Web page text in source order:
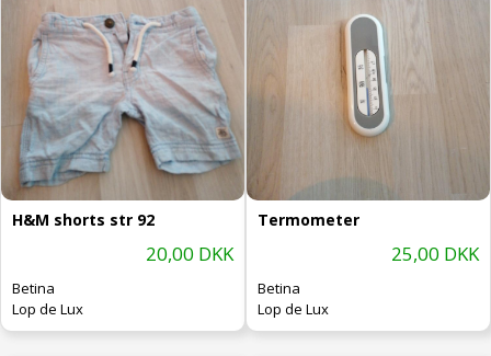
H&M shorts str 92
20,00 DKK
Betina
Lop de Lux
Termometer
25,00 DKK
Betina
Lop de Lux